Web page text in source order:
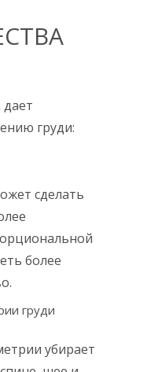
груди:
сделать
более
груди
убирает